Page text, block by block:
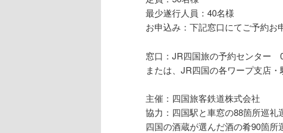
最少遂行人員：40名様
お申込み：下記窓口にてご予約お
窓口：JR四国旅の予約センター
または、JR四国の各ワープ支店
主催：四国旅客鉄道株式会社
協力：四国駅と車窓の88箇所巡礼
四国の酒蔵が選んだ酒の肴90箇